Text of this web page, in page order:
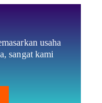
usaha
sangat kami